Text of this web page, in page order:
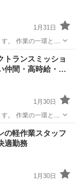
1月31日
。 作業の一環とし
められます。 経験
ため、安心してご
務
トランスミッショ
仲間・高時給・…
1月30日
。 作業の一環とし
められます。 経験
ため、安心してご
保険
の軽作業スタッフ
適勤務
1月30日